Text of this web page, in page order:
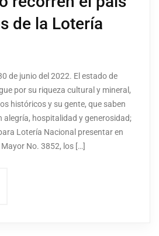
de la Lotería
de junio del 2022. El estado de
por su riqueza cultural y mineral,
históricos y su gente, que saben
alegría, hospitalidad y generosidad;
Lotería Nacional presentar en
No. 3852, los […]